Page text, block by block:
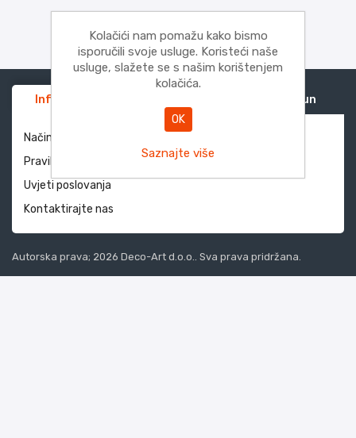
Informacije Moj račun
Način dostave i povrati
Pravila privatnosti
Uvjeti poslovanja
Kontaktirajte nas
Autorska prava; 2026 Deco-Art d.o.o.. Sva prava pridržana.
Kolačići nam pomažu kako bismo
isporučili svoje usluge. Koristeći naše
usluge, slažete se s našim korištenjem
kolačića.
OK
Saznajte više